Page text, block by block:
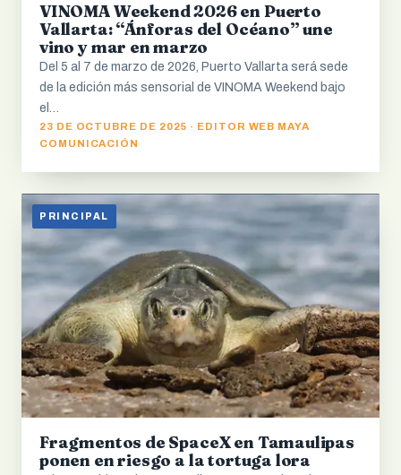
VINOMA Weekend 2026 en Puerto
Vallarta: “Ánforas del Océano” une
vino y mar en marzo
Del 5 al 7 de marzo de 2026, Puerto Vallarta será sede
de la edición más sensorial de VINOMA Weekend bajo
el…
23 DE OCTUBRE DE 2025 · EDITOR WEB MAYA
COMUNICACIÓN
PRINCIPAL
Fragmentos de SpaceX en Tamaulipas
ponen en riesgo a la tortuga lora